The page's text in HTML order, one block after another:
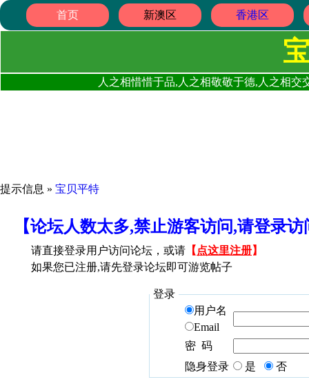
首页 新澳区 香港区
人之相惜惜于品,人之相敬敬于德,人之相
提示信息 » 宝贝平特
【论坛人数太多,禁止游客访问,请登录
请直接登录用户访问论坛，或请 【 点这里注册】
如果您已注册,请先登录论坛即可游览帖子
登录
用户名
Email
密 码
隐身登录
是 否